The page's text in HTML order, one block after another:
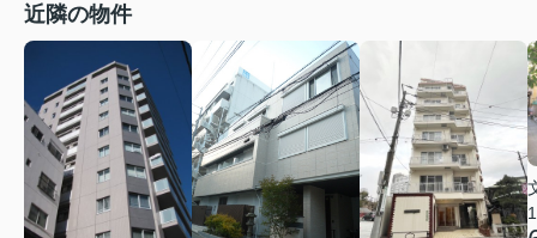
近隣の物件